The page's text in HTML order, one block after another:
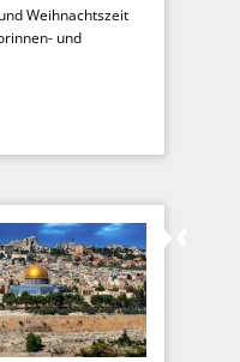
Weihnachtszeit
und